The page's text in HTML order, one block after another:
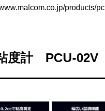
products/
度計 PCU-02V